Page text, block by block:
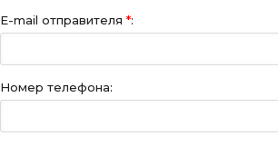
E-mail отправителя *:
Номер телефона: